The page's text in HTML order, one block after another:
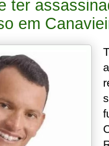
ter
em